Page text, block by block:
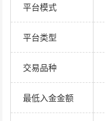
平台模式
平台类型
交易品种
最低入金金额